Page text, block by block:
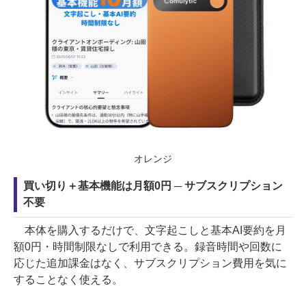
オレンジ
買い切り＋基本機能は月額0円 ─ サブスクリプション
不要
本体を購入するだけで、文字起こしと基本AI要約を月
額0円・時間制限なしで利用できる。録音時間や回数に
応じた追加課金はなく、サブスクリプション費用を気に
することなく使える。